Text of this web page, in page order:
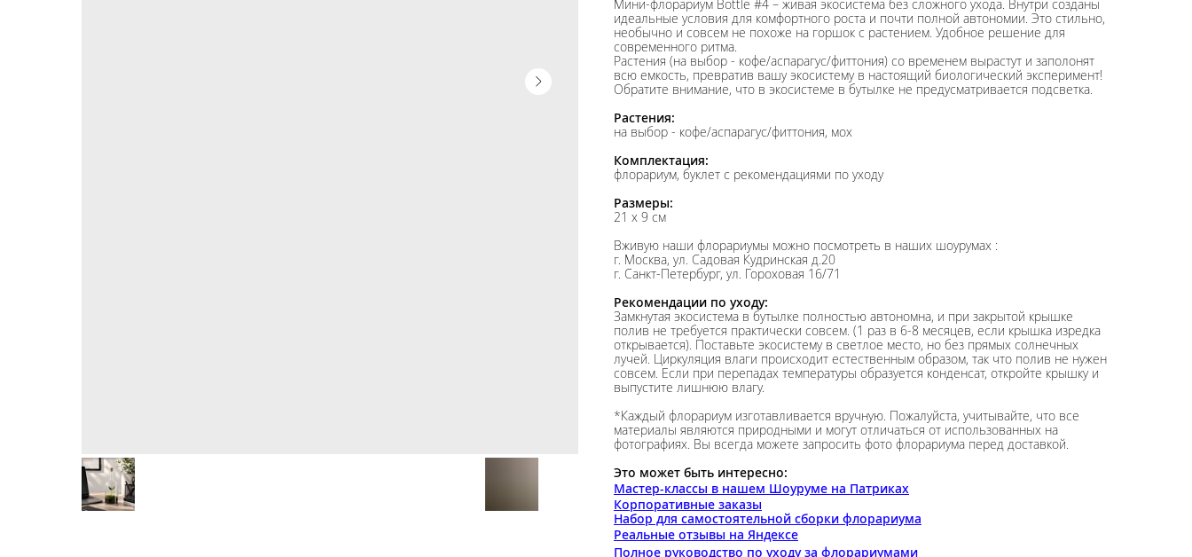
Мини-флорариум Bottle #4 – живая экосистема без сложного ухода. Внутри созданы
идеальные условия для комфортного роста и почти полной автономии. Это стильно,
необычно и совсем не похоже на горшок с растением. Удобное решение для
современного ритма.
Растения (на выбор - кофе/аспарагус/фиттония) со временем вырастут и заполонят
всю емкость, превратив вашу экосистему в настоящий биологический эксперимент!
Обратите внимание, что в экосистеме в бутылке не предусматривается подсветка.
Растения:
на выбор - кофе/аспарагус/фиттония, мох
Комплектация:
флорариум, буклет с рекомендациями по уходу
Размеры:
21 х 9 см
Вживую наши флорариумы можно посмотреть в наших шоурумах :
г. Москва, ул. Садовая Кудринская д.20
г. Санкт-Петербург, ул. Гороховая 16/71
Рекомендации по уходу:
Замкнутая экосистема в бутылке полностью автономна, и при закрытой крышке
полив не требуется практически совсем. (1 раз в 6-8 месяцев, если крышка изредка
открывается). Поставьте экосистему в светлое место, но без прямых солнечных
лучей. Циркуляция влаги происходит естественным образом, так что полив не нужен
совсем. Если при перепадах температуры образуется конденсат, откройте крышку и
выпустите лишнюю влагу.
*Каждый флорариум изготавливается вручную. Пожалуйста, учитывайте, что все
материалы являются природными и могут отличаться от использованных на
фотографиях. Вы всегда можете запросить фото флорариума перед доставкой.
Это может быть интересно:
Мастер-классы в нашем Шоуруме на Патриках
Корпоративные заказы
Набор для самостоятельной сборки флорариума
Реальные отзывы на Яндексе
Полное руководство по уходу за флорариумами